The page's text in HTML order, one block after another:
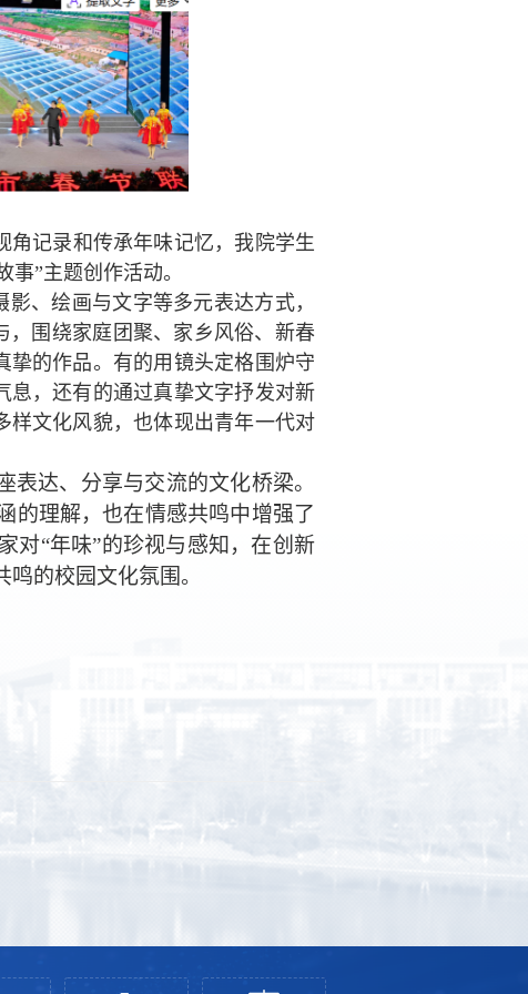
角记录和传承年味记忆，我院学生
”主题创作活动。
、绘画与文字等多元表达方式，
，围绕家庭团聚、家乡风俗、新春
挚的作品。有的用镜头定格围炉守
息，还有的通过真挚文字抒发对新
样文化风貌，也体现出青年一代对
达、分享与交流的文化桥梁。
的理解，也在情感共鸣中增强了
对“年味”的珍视与感知，在创新
鸣的校园文化氛围。